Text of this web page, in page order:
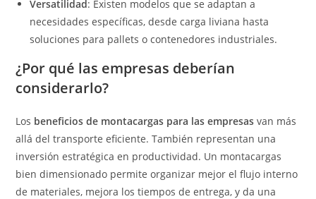
Versatilidad : Existen modelos que se adaptan a
necesidades específicas, desde carga liviana hasta
soluciones para pallets o contenedores industriales.
¿Por qué las empresas deberían
considerarlo?
Los beneficios de montacargas para las empresas van más
allá del transporte eficiente. También representan una
inversión estratégica en productividad. Un montacargas
bien dimensionado permite organizar mejor el flujo interno
de materiales, mejora los tiempos de entrega, y da una